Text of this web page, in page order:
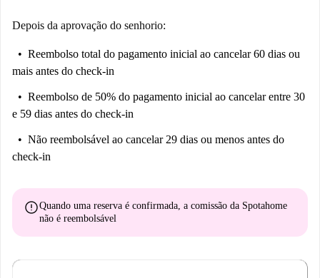
Depois da aprovação do senhorio:
Reembolso total do pagamento inicial ao cancelar 60 dias ou
mais antes do check-in
Reembolso de 50% do pagamento inicial ao cancelar entre 30
e 59 dias antes do check-in
Não reembolsável ao cancelar 29 dias ou menos antes do
check-in
errorQuando uma reserva é confirmada, a comissão da Spotahome
não é reembolsável